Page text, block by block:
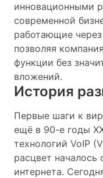
инновационными
современной
работающие
позволяя
функции без
вложений.
История
Первые шаги к
ещё в 90-е годы
технологий VoIP
расцвет
интернета.